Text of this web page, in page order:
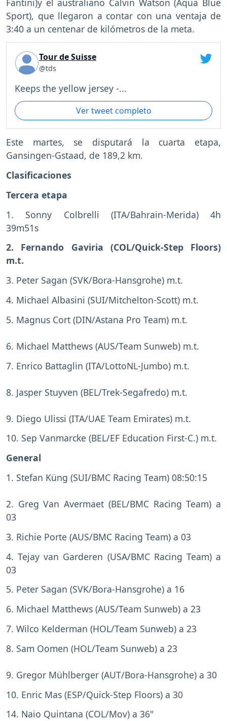
Fantini)y el australiano Calvin Watson (Aqua Blue
Sport), que llegaron a contar con una ventaja de
3:40 a un centenar de kilómetros de la meta.
Tour de Suisse
@tds
Keeps the yellow jersey -...
Ver tweet completo
Este martes, se disputará la cuarta etapa,
Gansingen-Gstaad, de 189,2 km.
Clasificaciones
Tercera etapa
1. Sonny Colbrelli (ITA/Bahrain-Merida) 4h
39m51s
2. Fernando Gaviria (COL/Quick-Step Floors)
m.t.
3. Peter Sagan (SVK/Bora-Hansgrohe) m.t.
4. Michael Albasini (SUI/Mitchelton-Scott) m.t.
5. Magnus Cort (DIN/Astana Pro Team) m.t.
6. Michael Matthews (AUS/Team Sunweb) m.t.
7. Enrico Battaglin (ITA/LottoNL-Jumbo) m.t.
8. Jasper Stuyven (BEL/Trek-Segafredo) m.t.
9. Diego Ulissi (ITA/UAE Team Emirates) m.t.
10. Sep Vanmarcke (BEL/EF Education First-C.) m.t.
General
1. Stefan Küng (SUI/BMC Racing Team) 08:50:15
2. Greg Van Avermaet (BEL/BMC Racing Team) a
03
3. Richie Porte (AUS/BMC Racing Team) a 03
4. Tejay van Garderen (USA/BMC Racing Team) a
03
5. Peter Sagan (SVK/Bora-Hansgrohe) a 16
6. Michael Matthews (AUS/Team Sunweb) a 23
7. Wilco Kelderman (HOL/Team Sunweb) a 23
8. Sam Oomen (HOL/Team Sunweb) a 23
9. Gregor Mühlberger (AUT/Bora-Hansgrohe) a 30
10. Enric Mas (ESP/Quick-Step Floors) a 30
14. Naio Quintana (COL/Mov) a 36"